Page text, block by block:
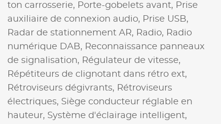
ton carrosserie, Porte-gobelets avant, Prise
auxiliaire de connexion audio, Prise USB,
Radar de stationnement AR, Radio, Radio
numérique DAB, Reconnaissance panneaux
de signalisation, Régulateur de vitesse,
Répétiteurs de clignotant dans rétro ext,
Rétroviseurs dégivrants, Rétroviseurs
électriques, Siège conducteur réglable en
hauteur, Système d'éclairage intelligent,